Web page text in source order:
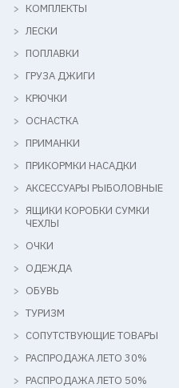
КОМПЛЕКТЫ
ЛЕСКИ
ПОПЛАВКИ
ГРУЗА ДЖИГИ
КРЮЧКИ
ОСНАСТКА
ПРИМАНКИ
ПРИКОРМКИ НАСАДКИ
АКСЕССУАРЫ РЫБОЛОВНЫЕ
ЯЩИКИ КОРОБКИ СУМКИ
ЧЕХЛЫ
ОЧКИ
ОДЕЖДА
ОБУВЬ
ТУРИЗМ
СОПУТСТВУЮЩИЕ ТОВАРЫ
РАСПРОДАЖА ЛЕТО 30%
РАСПРОДАЖА ЛЕТО 50%